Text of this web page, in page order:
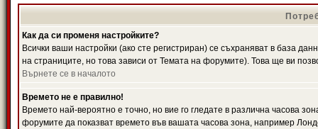
Как да си променя настройките?
Всички ваши настройки (ако сте регистриран) се съхраняват в база
на страниците, но това зависи от Темата на форумите). Това ще ви
Върнете се в началото
Времето не е правилно!
Времето най-вероятно е точно, но вие го гледате в различна часова
форумите да показват времето във вашата часова зона, например